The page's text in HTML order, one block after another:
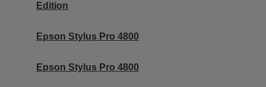
Edition
Epson Stylus Pro 4800
Epson Stylus Pro 4800